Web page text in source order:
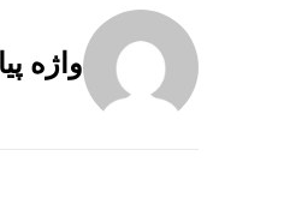
واژه